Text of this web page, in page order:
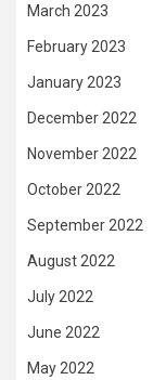
March 2023
February 2023
January 2023
December 2022
November 2022
October 2022
September 2022
August 2022
July 2022
June 2022
May 2022